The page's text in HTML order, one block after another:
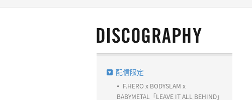
配信限定
F.HERO x BODYSLAM x
BABYMETAL「LEAVE IT ALL BEHIND」